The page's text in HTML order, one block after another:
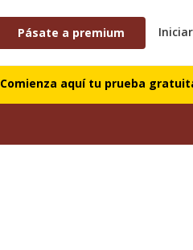
Pásate a premium
Comienza aquí tu prueba